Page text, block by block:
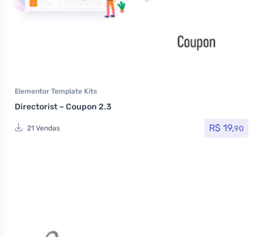
Elementor Template Kits
Directorist – Coupon 2.3
21 Vendas R$ 19,90